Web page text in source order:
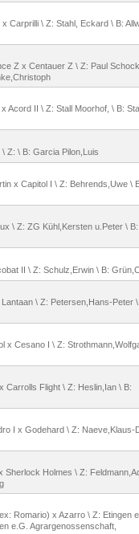
Carprilli \ Z: Stahl, Eckard \ B:
Z x Centauer Z \ Z: Paul
Acord II \ Z: Stall Moorhof, \ B:
Z: \ B: Garcia Pilon,Luis
x Capitol I \ Z: Behrends,Uwe \
\ Z: ZG Kühl,Kersten u.Peter \ B:
II \ Z: Schulz,Erwin \ B:
\ Z: Petersen,Hans-Peter \
x Cesano I \ Z:
Carrolls Flight \ Z: Heslin,Ian \ B:
I x Godehard \ Z: Naeve,Klaus-
Sherlock Holmes \ Z:
Romario) x Azarro \ Z: Etingen
e.G. Agrargenossenschaft,